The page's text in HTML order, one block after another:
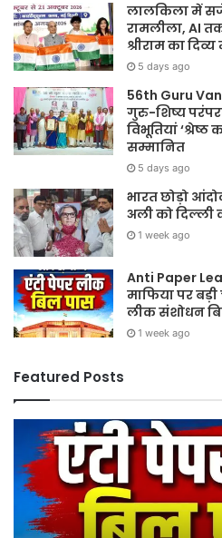
लालकिला में
रामलीला, AI
श्रीराम का
5 days ago
56th Guru
गुरु-शिष्य
विभूतियां
सम्मानित
5 days ago
भारत छोड़ो
अली को दिल्ली
1 week ago
Anti Paper
माफिया पर
लीक संशोधन
1 week ago
Featured Posts
Sawan
2026:
गुरु
पूर्णिमा
श्रावण